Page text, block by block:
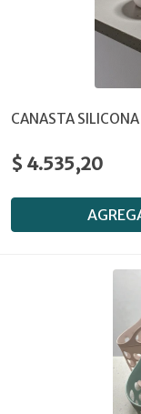
CANASTA SILICONA
$ 4.535,20